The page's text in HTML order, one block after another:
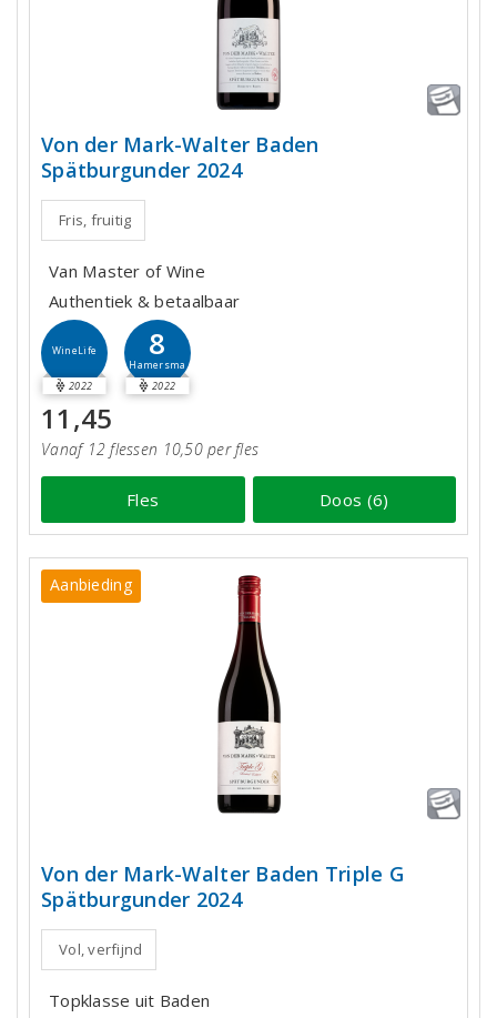
Von der Mark-Walter Baden
Spätburgunder 2024
Fris, fruitig
Van Master of Wine
Authentiek & betaalbaar
WineLife
2022
8
Hamersma
2022
11,45
Vanaf 12 flessen 10,50 per fles
Fles Doos (6)
Aanbieding
Von der Mark-Walter Baden Triple G
Spätburgunder 2024
Vol, verfijnd
Topklasse uit Baden